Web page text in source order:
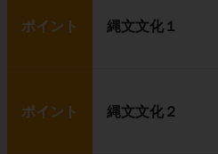
ポイント 縄文文化１
ポイント 縄文文化２